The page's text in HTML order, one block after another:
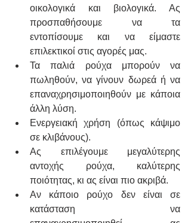
οικολογικά και βιολογικά. Ας
προσπαθήσουμε να τα
εντοπίσουμε και να είμαστε
επιλεκτικοί στις αγορές μας.
Τα παλιά ρούχα μπορούν να
πωληθούν, να γίνουν δωρεά ή να
επαναχρησιμοποιηθούν με κάποια
άλλη λύση.
Ενεργειακή χρήση (όπως κάψιμο
σε κλιβάνους).
Ας επιλέγουμε μεγαλύτερης
αντοχής ρούχα, καλύτερης
ποιότητας, κι ας είναι πιο ακριβά.
Αν κάποιο ρούχο δεν είναι σε
κατάσταση να